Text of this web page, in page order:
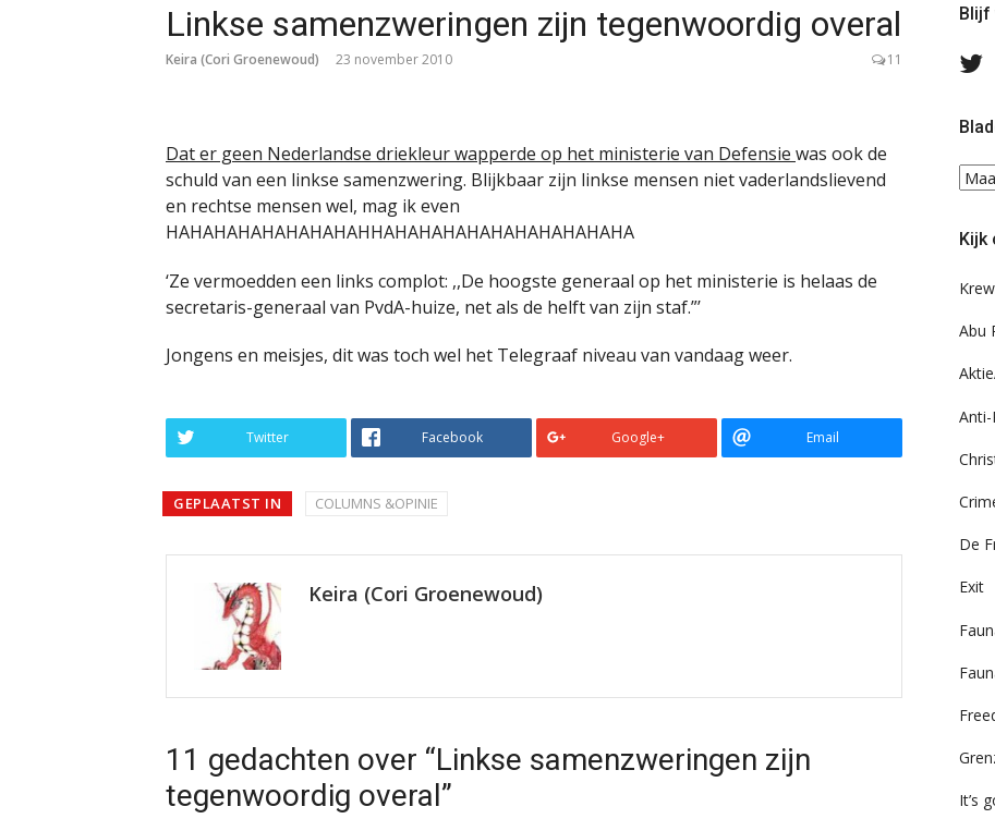
Linkse samenzweringen zijn tegenwoordig overal
Keira (Cori Groenewoud) 23 november 2010 11
Dat er geen Nederlandse driekleur wapperde op het ministerie van Defensie was ook de
schuld van een linkse samenzwering. Blijkbaar zijn linkse mensen niet vaderlandslievend
en rechtse mensen wel, mag ik even
HAHAHAHAHAHAHAHAHHAHAHAHAHAHAHAHAHAHAHA
‘Ze vermoedden een links complot: ,,De hoogste generaal op het ministerie is helaas de
secretaris-generaal van PvdA-huize, net als de helft van zijn staf.”’
Jongens en meisjes, dit was toch wel het Telegraaf niveau van vandaag weer.
Twitter Facebook Google+ Email
GEPLAATST IN COLUMNS &OPINIE
Keira (Cori Groenewoud)
11 gedachten over “Linkse samenzweringen zijn
tegenwoordig overal”
Blijf
eens
ons
Kijk
Abu
De
Exit
It’s